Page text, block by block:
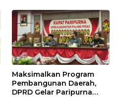
Maksimalkan Program
Pembangunan Daerah,
DPRD Gelar Paripurna